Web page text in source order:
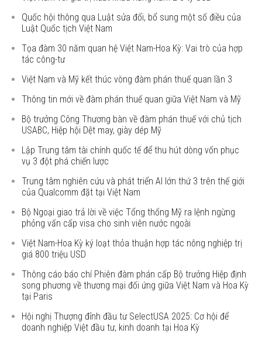
Quốc hội thông qua Luật sửa đổi, bổ sung một số điều của
Luật Quốc tịch Việt Nam
Tọa đàm 30 năm quan hệ Việt Nam-Hoa Kỳ: Vai trò của hợp
tác công-tư
Việt Nam và Mỹ kết thúc vòng đàm phán thuế quan lần 3
Thông tin mới về đàm phán thuế quan giữa Việt Nam và Mỹ
Bộ trưởng Công Thương bàn về đàm phán thuế với chủ tịch
USABC, Hiệp hội Dệt may, giày dép Mỹ
Lập Trung tâm tài chính quốc tế để thu hút dòng vốn phục
vụ 3 đột phá chiến lược
Trung tâm nghiên cứu và phát triển AI lớn thứ 3 trên thế giới
của Qualcomm đặt tại Việt Nam
Bộ Ngoại giao trả lời về việc Tổng thống Mỹ ra lệnh ngừng
phỏng vấn cấp visa cho sinh viên nước ngoài
Việt Nam-Hoa Kỳ ký loạt thỏa thuận hợp tác nông nghiệp trị
giá 800 triệu USD
Thông cáo báo chí Phiên đàm phán cấp Bộ trưởng Hiệp định
song phương về thương mại đối ứng giữa Việt Nam và Hoa Kỳ
tại Paris
Hội nghị Thượng đỉnh đầu tư SelectUSA 2025: Cơ hội để
doanh nghiệp Việt đầu tư, kinh doanh tại Hoa Kỳ